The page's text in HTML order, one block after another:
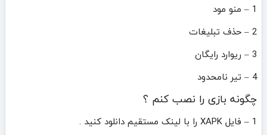
1 – منو مود
2 – حذف تبلیغات
3 – ریوارد رایگان
4 – تیر نامحدود
چگونه بازی را نصب کنم ؟
1 – فایل XAPK را با لینک مستقیم دانلود کنید .